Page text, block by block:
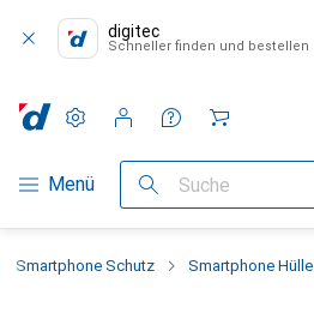
digitec
Schneller finden und bestellen
Navigation nach Kategorien
Menü Suche
Einstellungen
Kundenkonto
Vergleichslisten
Merklisten
Warenkorb
Smartphone Schutz Smartphone Hülle